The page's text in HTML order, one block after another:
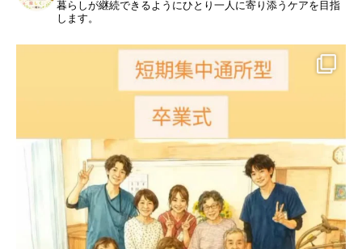
暮らしが継続できるようにひとり一人に寄り添うケアを目指
します。